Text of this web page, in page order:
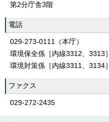
第2分庁舎3階
電話
029-273-0111（本庁）
環境保全係［内線3312、3313］
環境対策係［内線3311、3134］
ファクス
029-272-2435